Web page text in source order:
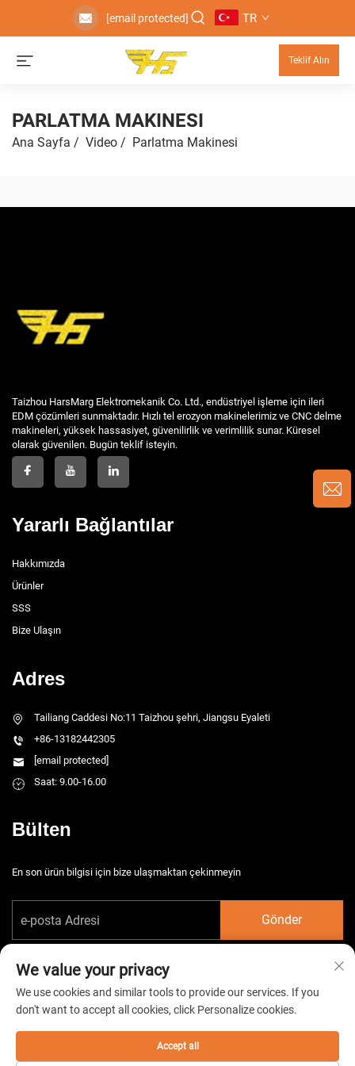
[email protected] TR
Teklif Alın
PARLATMA MAKINESI
Ana Sayfa / Video / Parlatma Makinesi
Taizhou HarsMarg Elektromekanik Co. Ltd., endüstriyel işleme için ileri
EDM çözümleri sunmaktadır. Hızlı tel erozyon makinelerimiz ve CNC delme
makineleri, yüksek hassasiyet, güvenilirlik ve verimlilik sunar. Küresel
olarak güvenilen. Bugün teklif isteyin.
Yararlı Bağlantılar
Hakkımızda
Ürünler
SSS
Bize Ulaşın
Adres
Tailiang Caddesi No:11 Taizhou şehri, Jiangsu Eyaleti
+86-13182442305
[email protected]
Saat: 9.00-16.00
Bülten
En son ürün bilgisi için bize ulaşmaktan çekinmeyin
Gönder
Telif hakkı © 2026 China Taizhou HarsMarg Elektromekanik Co. Ltd. Tüm
hakları saklıdır. - Gizlilik Politikası
We value your privacy
We use cookies and similar tools to provide our services. If you
don't want to accept all cookies, click Personalize cookies.
Accept all